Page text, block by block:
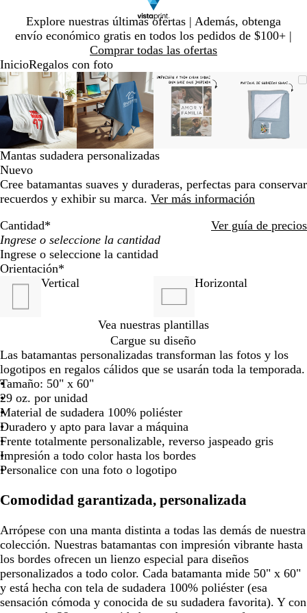
Explore nuestras últimas ofertas | Además, obtenga
envío económico gratis en todos los pedidos de $100+ |
Comprar todas las ofertas
Diapositiva
1
InicioRegalos con foto
Imagen
ampliable
con
zoom
Ampliado
al
mínimo
Haga
clic
para
expandir
Use
la
tecla
de
más
(+)
menos
para
acercar/alejar
con
zoom
y
las
para
arrastrar
Imagen
ampliable
con
zoom
Ampliado
al
mínimo
Haga
clic
para
expandir
Use
la
tecla
de
más
(+)
menos
(-)
con
zoom
las
flechas
para
arrastrar
Imagen
ampliable
con
zoom
Ampliado
al
mínimo
Haga
clic
para
expandir
Use
la
tecla
de
más
menos
(-)
para
acercar/alejar
las
las
flechas
para
arrastrar
Imagen
con
zoom
al
mínimo
Haga
clic
para
Use
la
tecla
de
más
con
para
Diapositiva
1
de
4
Mantas sudadera personalizadas
Nuevo
Cree batamantas suaves y duraderas, perfectas para conservar
recuerdos y exhibir su marca. Ver más información
Cantidad* Ver guía de precios
Ingrese o seleccione la cantidad
Orientación*
Vertical
Horizontal
Vea nuestras plantillas
Cargue su diseño
Las batamantas personalizadas transforman las fotos y los
logotipos en regalos cálidos que se usarán toda la temporada.
Tamaño: 50" x 60"
29 oz. por unidad
Material de sudadera 100% poliéster
Duradero y apto para lavar a máquina
Frente totalmente personalizable, reverso jaspeado gris
Impresión a todo color hasta los bordes
Personalice con una foto o logotipo
Comodidad garantizada, personalizada
Arrópese con una manta distinta a todas las demás de nuestra
colección. Nuestras batamantas con impresión vibrante hasta
los bordes ofrecen un lienzo especial para diseños
personalizados a todo color. Cada batamanta mide 50" x 60"
y está hecha con tela de sudadera 100% poliéster (esa
sensación cómoda y conocida de su sudadera favorita). Y con